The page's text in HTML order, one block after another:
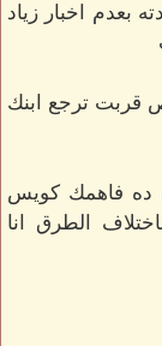
بعدم اخبار زياد
قربت ترجع ابنك
ده فاهمك كويس
الطرق انا